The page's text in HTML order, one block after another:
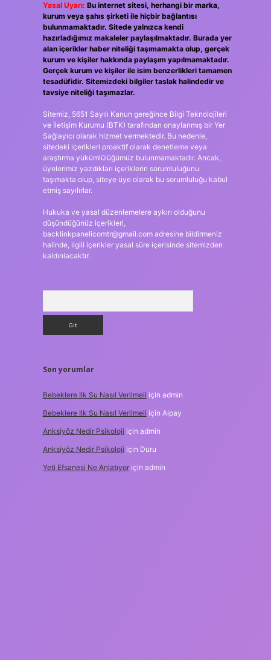
Yasal Uyarı: Bu internet sitesi, herhangi bir marka,
kurum veya şahıs şirketi ile hiçbir bağlantısı
bulunmamaktadır. Sitede yalnızca kendi
hazırladığımız makaleler paylaşılmaktadır. Burada yer
alan içerikler haber niteliği taşımamakta olup, gerçek
kurum ve kişiler hakkında paylaşım yapılmamaktadır.
Gerçek kurum ve kişiler ile isim benzerlikleri tamamen
tesadüfidir. Sitemizdeki bilgiler taslak halindedir ve
tavsiye niteliği taşımazlar.
Sitemiz, 5651 Sayılı Kanun gereğince Bilgi Teknolojileri
ve İletişim Kurumu (BTK) tarafından onaylanmış bir Yer
Sağlayıcı olarak hizmet vermektedir. Bu nedenle,
sitedeki içerikleri proaktif olarak denetleme veya
araştırma yükümlülüğümüz bulunmamaktadır. Ancak,
üyelerimiz yazdıkları içeriklerin sorumluluğunu
taşımakta olup, siteye üye olarak bu sorumluluğu kabul
etmiş sayılırlar.
Hukuka ve yasal düzenlemelere aykırı olduğunu
düşündüğünüz içerikleri,
backlinkpanelicomtr@gmail.comadresine bildirmeniz
halinde, ilgili içerikler yasal süre içerisinde sitemizden
kaldırılacaktır.
Son yorumlar
Bebeklere Ilk Su Nasıl Verilmeli için admin
Bebeklere Ilk Su Nasıl Verilmeli için Alpay
Anksiyöz Nedir Psikoloji için admin
Anksiyöz Nedir Psikoloji için Duru
Yeti Efsanesi Ne Anlatıyoriçin admin